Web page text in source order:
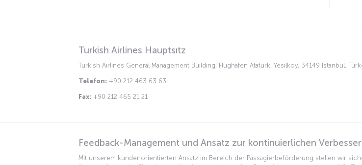
Turkish Airlines Hauptsıtz
Turkish Airlines General Management Building, Flughafen Atatürk, Yesilkoy, 34149 Istanbul,
Telefon: +90 212 463 63 63
Fax: +90 212 465 21 21
Feedback-Management und Ansatz zur kontinuierlichen
Mit unserem kundenorientierten Ansatz im Bereich der Passagierbeförderung stellen wir